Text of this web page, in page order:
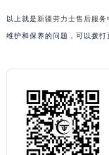
以上就是新疆劳力士售后服务
维护和保养的问题，可以拨打